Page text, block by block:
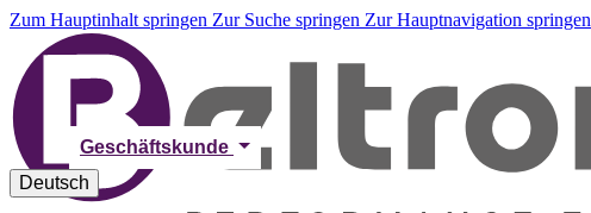
Zum Hauptinhalt springen Zur Suche springen Zur Hauptnavigation springen
Geschäftskunde
Deutsch